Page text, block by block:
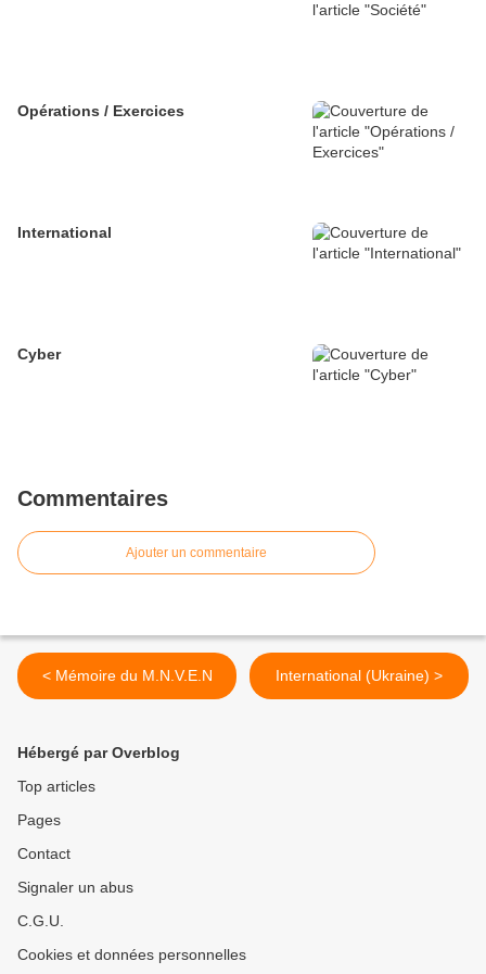
Opérations / Exercices
International
Cyber
Commentaires
Ajouter un commentaire
< Mémoire du M.N.V.E.N International (Ukraine) >
Hébergé par Overblog
Top articles
Pages
Contact
Signaler un abus
C.G.U.
Cookies et données personnelles